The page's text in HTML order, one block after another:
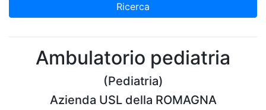
Ricerca
Ambulatorio pediatria
(Pediatria)
Azienda USL della ROMAGNA